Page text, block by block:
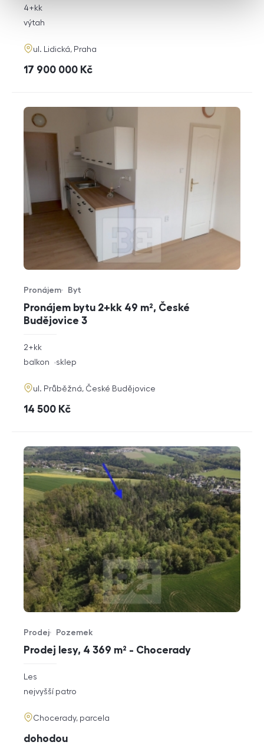
rozměry
dispozice
4+kk
funkce
výtah
adresa
ul. Lidická, Praha
cena
17 900 000 Kč
Pronájem bytu 2+kk 49 m², České
Budějovice 3
Typ nabídky
Pronájem
Typ nemovitosti
Byt
rozměry
dispozice
2+kk
funkce
balkon sklep
adresa
ul. Průběžná, České Budějovice
cena
14 500 Kč
Prodej lesy, 4 369 m² - Chocerady
Typ nabídky
Prodej
Typ nemovitosti
Pozemek
rozměry
dispozice
Les
funkce
nejvyšší patro
adresa
Chocerady, parcela
cena
dohodou